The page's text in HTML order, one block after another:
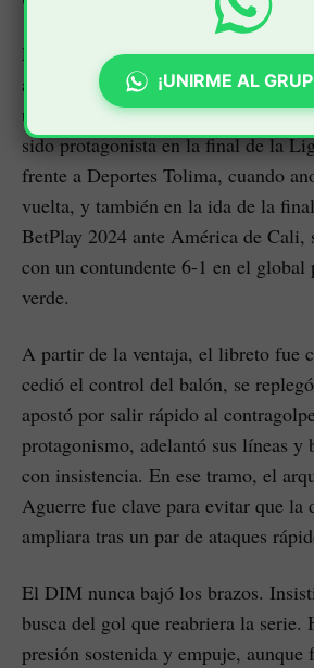
La anotación tuvo un valor especial.
alcanzó su tercer gol en finales con
una estadística poco habitual para un
sido protagonista en la final de la
frente a Deportes Tolima, cuando
vuelta, y también en la ida de la
BetPlay 2024 ante América de Cali,
con un contundente 6-1 en el global
verde.
A partir de la ventaja, el libreto fue
cedió el control del balón, se
apostó por salir rápido al
protagonismo, adelantó sus líneas y
con insistencia. En ese tramo, el
Aguerre fue clave para evitar que la
ampliara tras un par de ataques
El DIM nunca bajó los brazos.
busca del gol que reabriera la serie.
presión sostenida y empuje, aunque
¡UNIRME AL